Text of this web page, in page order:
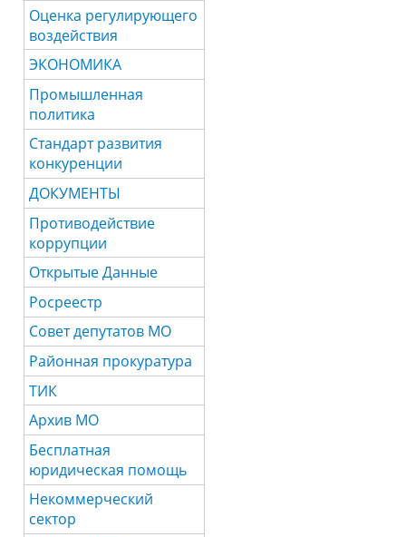
Оценка регулирующего
воздействия
ЭКОНОМИКА
Промышленная
политика
Стандарт развития
конкуренции
ДОКУМЕНТЫ
Противодействие
коррупции
Открытые Данные
Росреестр
Совет депутатов МО
Районная прокуратура
ТИК
Архив МО
Бесплатная
юридическая помощь
Некоммерческий
сектор